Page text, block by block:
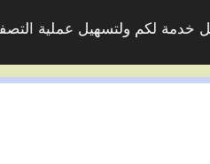
خدمة لكم ولتسهيل عملية